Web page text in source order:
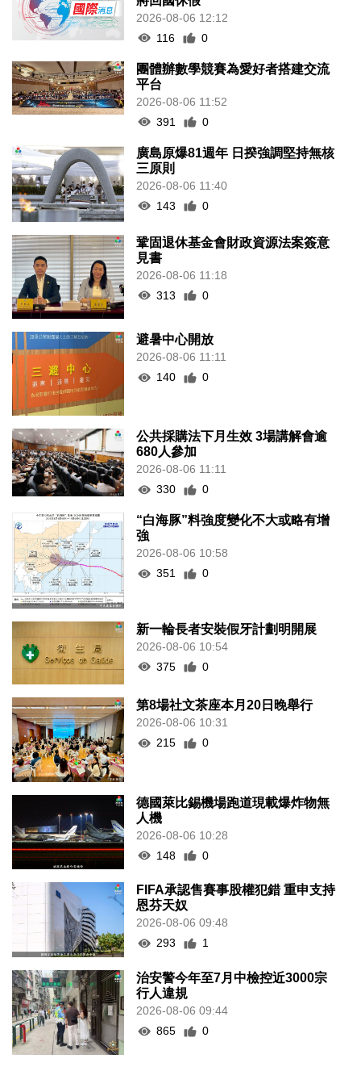
2026-08-06 12:12
116
0
團體辦數學競賽為愛好者搭建交流
平台
2026-08-06 11:52
391
0
廣島原爆81週年 日揆強調堅持無核
三原則
2026-08-06 11:40
143
0
鞏固退休基金會財政資源法案簽意
見書
2026-08-06 11:18
313
0
避暑中心開放
2026-08-06 11:11
140
0
公共採購法下月生效 3場講解會逾
680人參加
2026-08-06 11:11
330
0
“白海豚”料強度變化不大或略有增
強
2026-08-06 10:58
351
0
新一輪長者安裝假牙計劃明開展
2026-08-06 10:54
375
0
第8場社文茶座本月20日晚舉行
2026-08-06 10:31
215
0
德國萊比錫機場跑道現載爆炸物無
人機
2026-08-06 10:28
148
0
FIFA承認售賽事股權犯錯 重申支持
恩芬天奴
2026-08-06 09:48
293
1
治安警今年至7月中檢控近3000宗
行人違規
2026-08-06 09:44
865
0